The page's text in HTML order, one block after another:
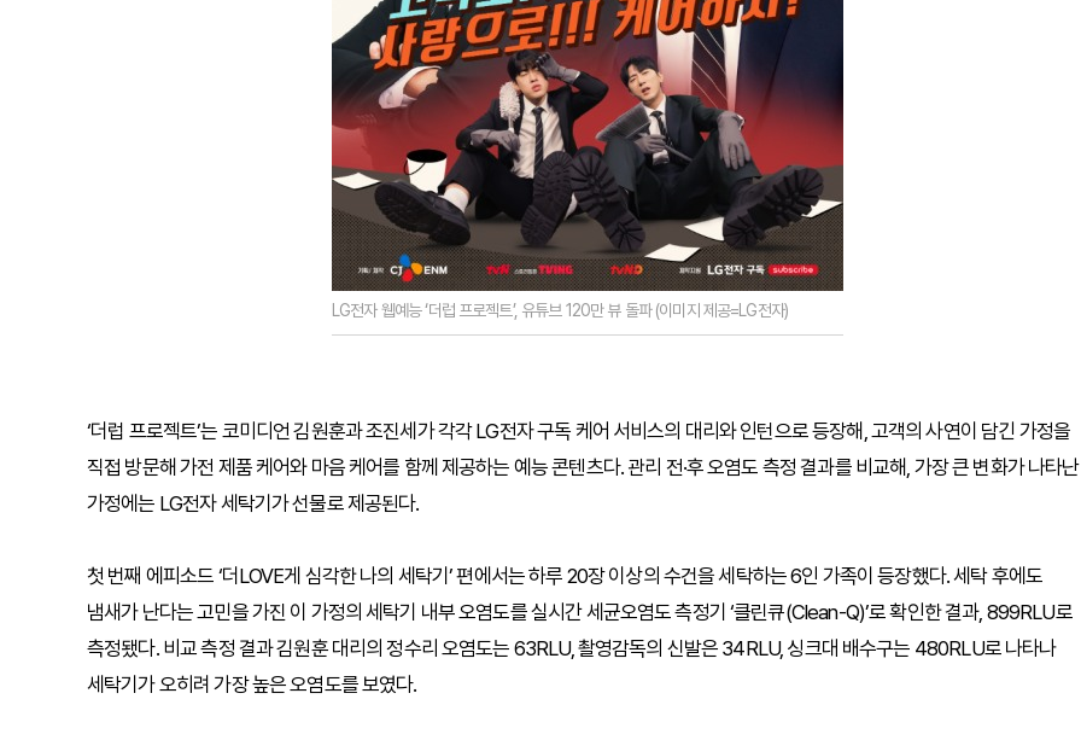
LG전자 웹예능 ‘더럽 프로젝트’, 유튜브 120만 뷰 돌파 (이미지 제공=LG전자)
‘더럽 프로젝트’는 코미디언 김원훈과 조진세가 각각 LG전자 구독 케어 서비스의 대리와 인턴으로 등장해, 고객의 사연이 담긴 가정을
직접 방문해 가전 제품 케어와 마음 케어를 함께 제공하는 예능 콘텐츠다. 관리 전·후 오염도 측정 결과를 비교해, 가장 큰 변화가 나타난
가정에는 LG전자 세탁기가 선물로 제공된다.
첫 번째 에피소드 ‘더LOVE게 심각한 나의 세탁기’ 편에서는 하루 20장 이상의 수건을 세탁하는 6인 가족이 등장했다. 세탁 후에도
냄새가 난다는 고민을 가진 이 가정의 세탁기 내부 오염도를 실시간 세균오염도 측정기 ‘클린큐(Clean-Q)’로 확인한 결과, 899RLU로
측정됐다. 비교 측정 결과 김원훈 대리의 정수리 오염도는 63RLU, 촬영감독의 신발은 34RLU, 싱크대 배수구는 480RLU로 나타나
세탁기가 오히려 가장 높은 오염도를 보였다.